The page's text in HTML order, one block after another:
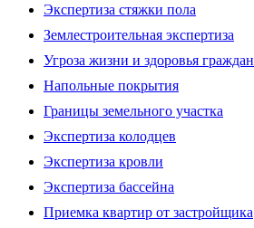
Экспертиза стяжки пола
Землестроительная экспертиза
Угроза жизни и здоровья граждан
Напольные покрытия
Границы земельного участка
Экспертиза колодцев
Экспертиза кровли
Экспертиза бассейна
Приемка квартир от застройщика